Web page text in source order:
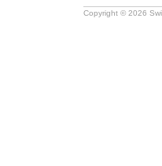
Copyright © 2026